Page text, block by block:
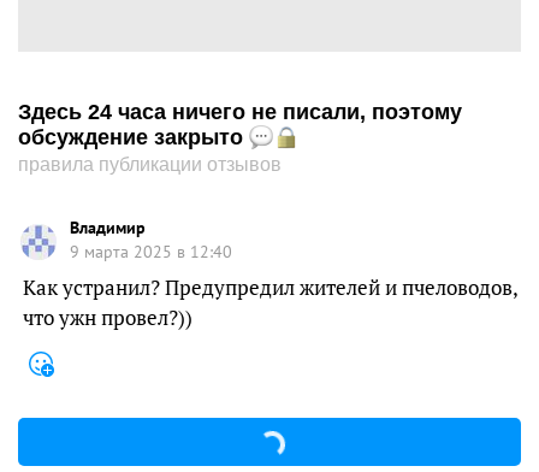
Здесь 24 часа ничего не писали, поэтому
обсуждение закрыто
правила публикации отзывов
Владимир
9 марта 2025 в 12:40
Как устранил? Предупредил жителей и пчеловодов,
что ужн провел?))